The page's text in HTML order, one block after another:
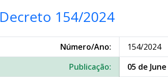
Decreto 154/2024
Número/Ano:
154/2024
Publicação:
05 de